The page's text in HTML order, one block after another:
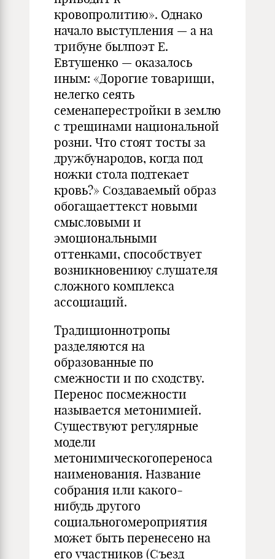
кровопролитию». Однако
начало выступления — а на
трибуне былпоэт Е.
Евтушенко — оказалось
иным: «Дорогие товарищи,
нелегко сеять
семенаперестройки в землю
с трещинами национальной
розни. Что стоят тосты за
дружбународов, когда под
ножки стола подтекает
кровь?» Создаваемый образ
обогащаеттекст новыми
смысловыми и
эмоциональными
оттенками, способствует
возникновениюу слушателя
сложного комплекса
ассоциаций.
Традиционнотропы
разделяются на
образованные по
смежности и по сходству.
Перенос посмежности
называется метонимией.
Существуют регулярные
модели
метонимическогопереноса
наименования. Название
собрания или какого-
нибудь другого
социальногомероприятия
может быть перенесено на
его участников (Съезд